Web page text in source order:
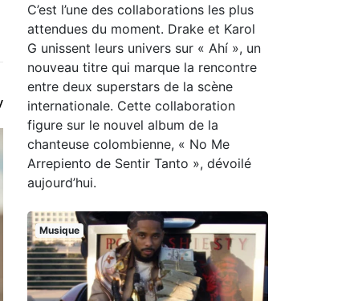
C’est l’une des collaborations les plus
attendues du moment. Drake et Karol
G unissent leurs univers sur « Ahí », un
nouveau titre qui marque la rencontre
entre deux superstars de la scène
internationale. Cette collaboration
figure sur le nouvel album de la
chanteuse colombienne, « No Me
Arrepiento de Sentir Tanto », dévoilé
aujourd’hui.
Musique